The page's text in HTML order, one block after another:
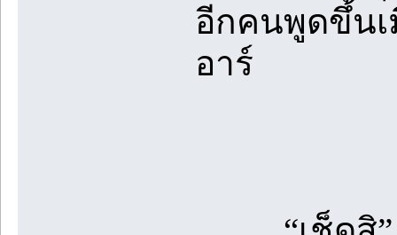
อีกคนพูดขึ้นเ
อาร์